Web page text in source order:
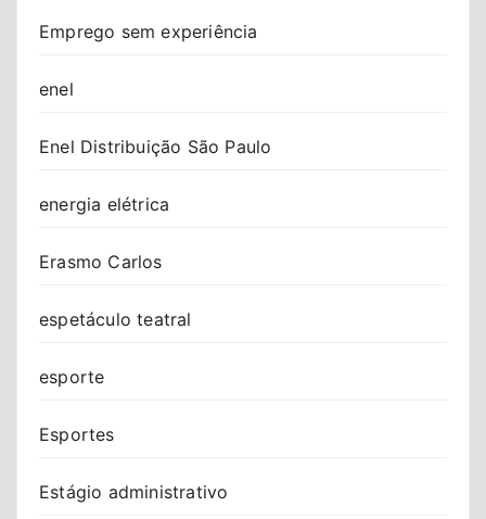
Emprego sem experiência
enel
Enel Distribuição São Paulo
energia elétrica
Erasmo Carlos
espetáculo teatral
esporte
Esportes
Estágio administrativo